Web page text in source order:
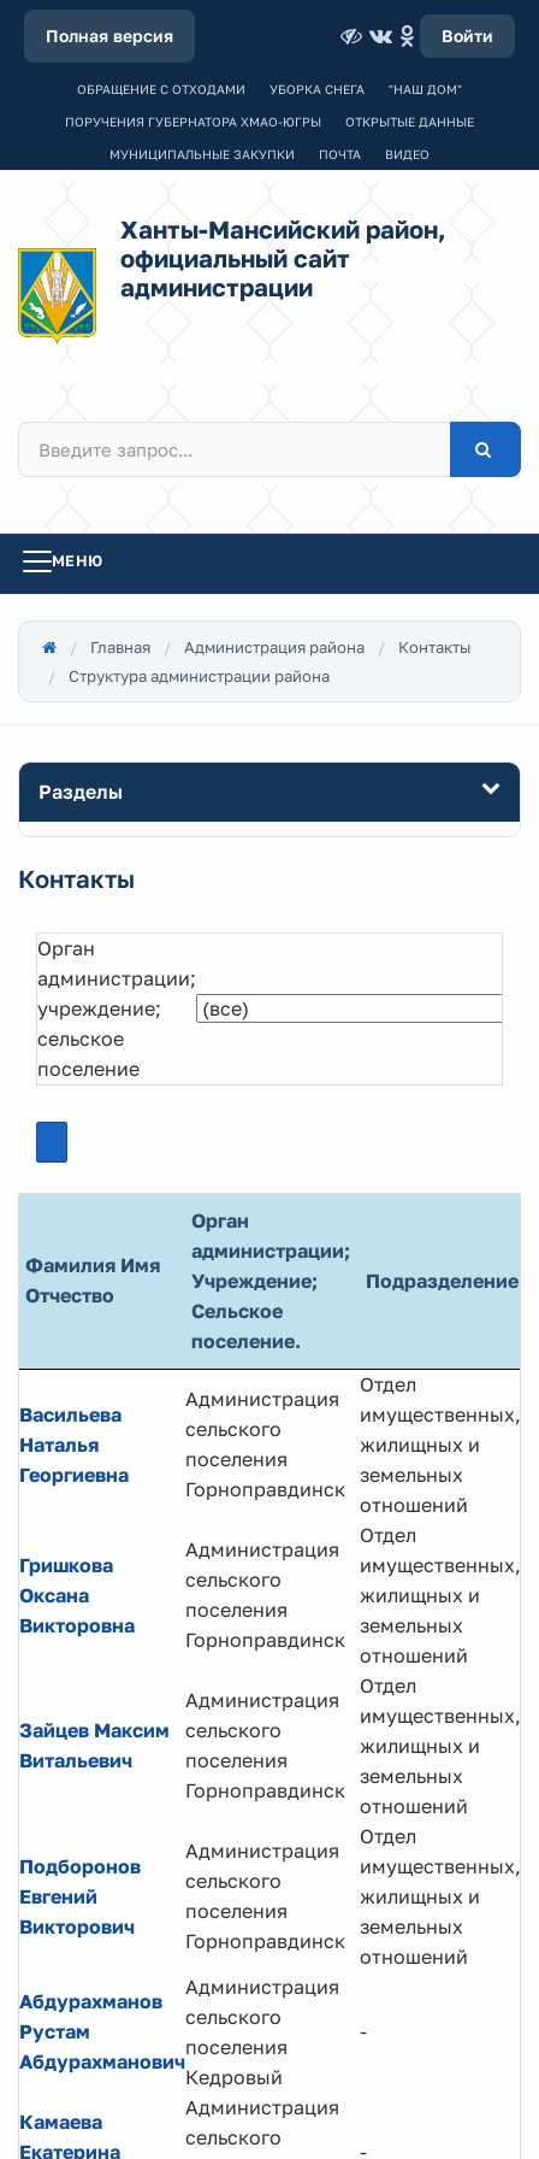
Полная версия Войти
ОБРАЩЕНИЕ С ОТХОДАМИ УБОРКА СНЕГА "НАШ ДОМ"
ПОРУЧЕНИЯ ГУБЕРНАТОРА ХМАО-ЮГРЫ ОТКРЫТЫЕ ДАННЫЕ
МУНИЦИПАЛЬНЫЕ ЗАКУПКИ ПОЧТА ВИДЕО
Ханты-Мансийский район,
официальный сайт
администрации
МЕНЮ
Главная Администрация района
Контакты
Структура администрации района
Разделы
Контакты
Орган
администрации;
учреждение;
сельское
поселение
Фамилия Имя
Отчество
Орган
администрации;
Учреждение;
Сельское
поселение.
Подразделение
Васильева
Наталья
Георгиевна
Администрация
сельского
поселения
Горноправдинск
Отдел
имущественных,
жилищных и
земельных
отношений
Гришкова
Оксана
Викторовна
Администрация
сельского
поселения
Горноправдинск
Отдел
имущественных,
жилищных и
земельных
отношений
Зайцев Максим
Витальевич
Администрация
сельского
поселения
Горноправдинск
Отдел
имущественных,
жилищных и
земельных
отношений
Подборонов
Евгений
Викторович
Администрация
сельского
поселения
Горноправдинск
Отдел
имущественных,
жилищных и
земельных
отношений
Абдурахманов
Рустам
Абдурахманович
Администрация
сельского
поселения
Кедровый
-
Камаева
Екатерина
Администрация
сельского
-